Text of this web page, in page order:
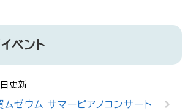
ベント
更新
ゼウム サマーピアノコンサート